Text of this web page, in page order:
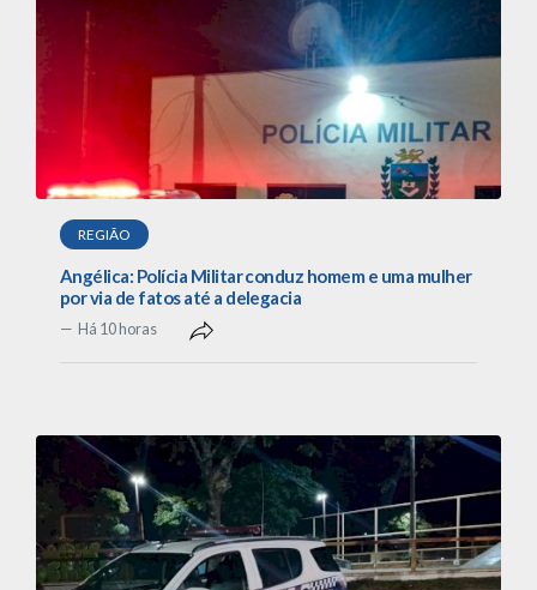
REGIÃO
Angélica: Polícia Militar conduz homem e uma mulher
por via de fatos até a delegacia
Há 10 horas